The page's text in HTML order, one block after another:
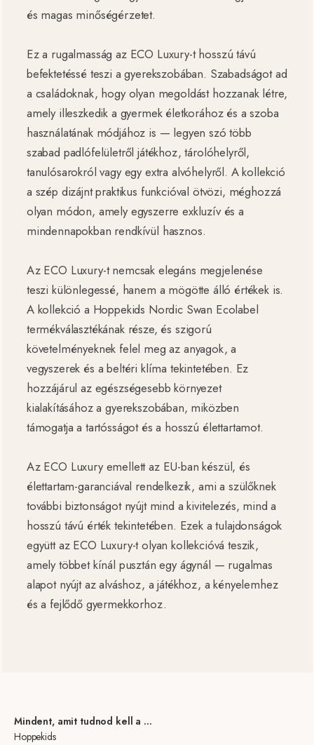
és magas minőségérzetet.
Ez a rugalmasság az ECO Luxury-t hosszú távú
befektetéssé teszi a gyerekszobában. Szabadságot ad
a családoknak, hogy olyan megoldást hozzanak létre,
amely illeszkedik a gyermek életkorához és a szoba
használatának módjához is — legyen szó több
szabad padlófelületről játékhoz, tárolóhelyről,
tanulósarokról vagy egy extra alvóhelyről. A kollekció
a szép dizájnt praktikus funkcióval ötvözi, méghozzá
olyan módon, amely egyszerre exkluzív és a
mindennapokban rendkívül hasznos.
Az ECO Luxury-t nemcsak elegáns megjelenése
teszi különlegessé, hanem a mögötte álló értékek is.
A kollekció a Hoppekids Nordic Swan Ecolabel
termékválasztékának része, és szigorú
követelményeknek felel meg az anyagok, a
vegyszerek és a beltéri klíma tekintetében. Ez
hozzájárul az egészségesebb környezet
kialakításához a gyerekszobában, miközben
támogatja a tartósságot és a hosszú élettartamot.
Az ECO Luxury emellett az EU-ban készül, és
élettartam-garanciával rendelkezik, ami a szülőknek
további biztonságot nyújt mind a kivitelezés, mind a
hosszú távú érték tekintetében. Ezek a tulajdonságok
együtt az ECO Luxury-t olyan kollekcióvá teszik,
amely többet kínál pusztán egy ágynál — rugalmas
alapot nyújt az alváshoz, a játékhoz, a kényelemhez
és a fejlődő gyermekkorhoz.
Mindent, amit tudnod kell a ...
Hoppekids